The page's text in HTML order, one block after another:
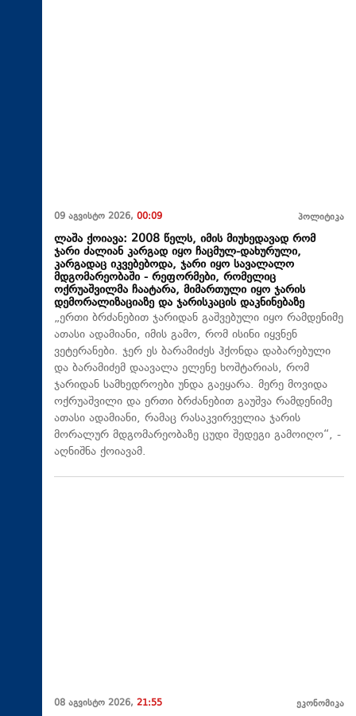
09 აგვისტო 2026, 00:09 პოლიტიკა
ლაშა ქოიავა: 2008 წელს, იმის მიუხედავად რომ
ჯარი ძალიან კარგად იყო ჩაცმულ-დახურული,
კარგადაც იკვებებოდა, ჯარი იყო სავალალო
მდგომარეობაში - რეფორმები, რომელიც
ოქრუაშვილმა ჩაატარა, მიმართული იყო ჯარის
დემორალიზაციაზე და ჯარისკაცის დაკნინებაზე
„ერთი ბრძანებით ჯარიდან გაშვებული იყო რამდენიმე
ათასი ადამიანი, იმის გამო, რომ ისინი იყვნენ
ვეტერანები. ჯერ ეს ბარამიძეს ჰქონდა დაბარებული
და ბარამიძემ დაავალა ელენე ხოშტარიას, რომ
ჯარიდან სამხედროები უნდა გაეყარა. მერე მოვიდა
ოქრუაშვილი და ერთი ბრძანებით გაუშვა რამდენიმე
ათასი ადამიანი, რამაც რასაკვირველია ჯარის
მორალურ მდგომარეობაზე ცუდი შედეგი გამოიღო“, -
აღნიშნა ქოიავამ.
08 აგვისტო 2026, 21:55 ეკონომიკა